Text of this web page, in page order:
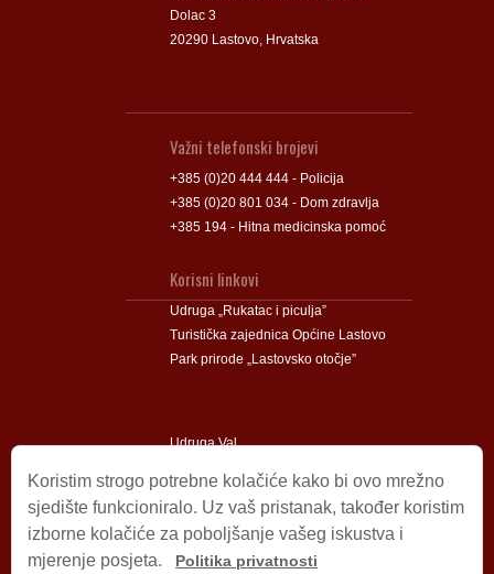
Dolac 3
20290 Lastovo, Hrvatska
Važni telefonski brojevi
+385 (0)20 444 444 - Policija
+385 (0)20 801 034 - Dom zdravlja
+385 194 - Hitna medicinska pomoć
Korisni linkovi
Udruga „Rukatac i piculja”
Turistička zajednica Općine Lastovo
Park prirode „Lastovsko otočje”
Udruga Val
Impressum
Koristim strogo potrebne kolačiće kako bi ovo mrežno
sjedište funkcioniralo. Uz vaš pristanak, također koristim
izborne kolačiće za poboljšanje vašeg iskustva i
mjerenje posjeta.
Politika privatnosti